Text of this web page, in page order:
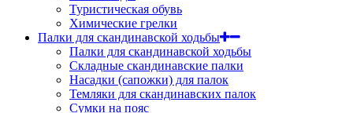
Туристическая обувь
Химические грелки
Палки для скандинавской ходьбы
Палки для скандинавской ходьбы
Складные скандинавские палки
Насадки (сапожки) для палок
Темляки для скандинавских палок
Сумки на пояс